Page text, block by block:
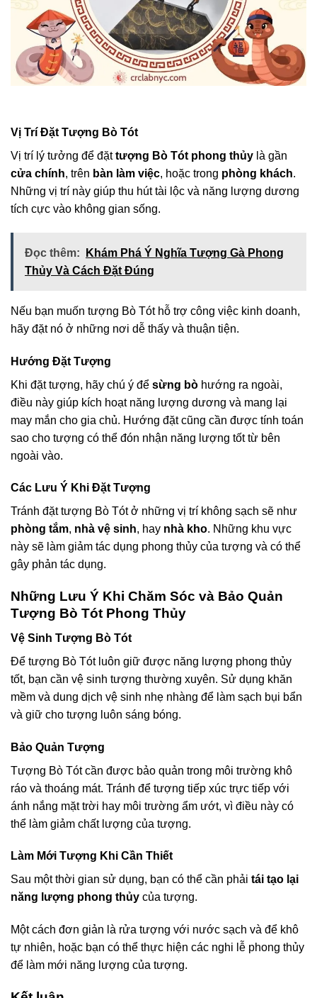
Vị Trí Đặt Tượng Bò Tót
Vị trí lý tưởng để đặttượng Bò Tót phong thủy là gần
cửa chính, trên bàn làm việc, hoặc trong phòng khách.
Những vị trí này giúp thu hút tài lộc và năng lượng dương
tích cực vào không gian sống.
Đọc thêm:
Khám Phá Ý Nghĩa Tượng Gà Phong
Thủy Và Cách Đặt Đúng
Nếu bạn muốn tượng Bò Tót hỗ trợ công việc kinh doanh,
hãy đặt nó ở những nơi dễ thấy và thuận tiện.
Hướng Đặt Tượng
Khi đặt tượng, hãy chú ý để sừng bò hướng ra ngoài,
điều này giúp kích hoạt năng lượng dương và mang lại
may mắn cho gia chủ. Hướng đặt cũng cần được tính toán
sao cho tượng có thể đón nhận năng lượng tốt từ bên
ngoài vào.
Các Lưu Ý Khi Đặt Tượng
Tránh đặt tượng Bò Tót ở những vị trí không sạch sẽ như
phòng tắm, nhà vệ sinh, hay nhà kho. Những khu vực
này sẽ làm giảm tác dụng phong thủy của tượng và có thể
gây phản tác dụng.
Những Lưu Ý Khi Chăm Sóc và Bảo Quản
Tượng Bò Tót Phong Thủy
Vệ Sinh Tượng Bò Tót
Để tượng Bò Tót luôn giữ được năng lượng phong thủy
tốt, bạn cần vệ sinh tượng thường xuyên. Sử dụng khăn
mềm và dung dịch vệ sinh nhẹ nhàng để làm sạch bụi bẩn
và giữ cho tượng luôn sáng bóng.
Bảo Quản Tượng
Tượng Bò Tót cần được bảo quản trong môi trường khô
ráo và thoáng mát. Tránh để tượng tiếp xúc trực tiếp với
ánh nắng mặt trời hay môi trường ẩm ướt, vì điều này có
thể làm giảm chất lượng của tượng.
Làm Mới Tượng Khi Cần Thiết
Sau một thời gian sử dụng, bạn có thể cần phải tái tạo lại
năng lượng phong thủy của tượng.
Một cách đơn giản là rửa tượng với nước sạch và để khô
tự nhiên, hoặc bạn có thể thực hiện các nghi lễ phong thủy
để làm mới năng lượng của tượng.